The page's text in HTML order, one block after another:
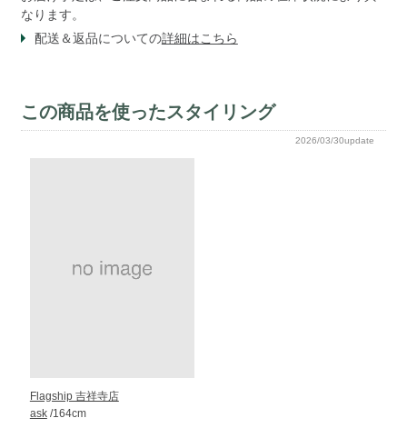
なります。
配送＆返品についての詳細はこちら
この商品を使ったスタイリング
2026/03/30update
Flagship 吉祥寺店
ask/164cm